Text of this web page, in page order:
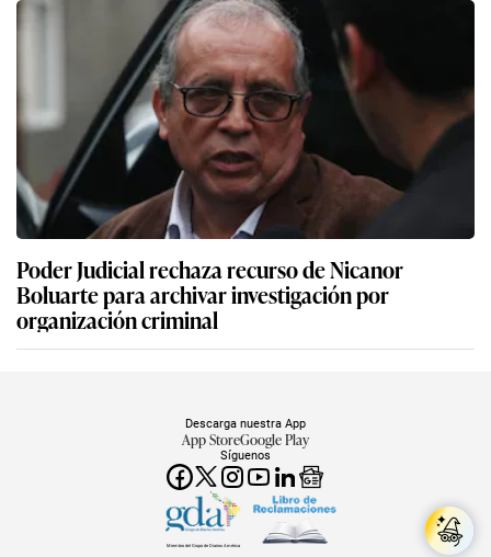
Poder Judicial rechaza recurso de Nicanor
Boluarte para archivar investigación por
organización criminal
Síguenos
Descarga nuestra App
App StoreGoogle Play
Miembro del Grupo de Diarios América